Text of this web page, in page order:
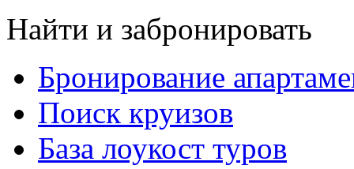
Найти и забронировать
Бронирование
Поиск круизов
База лоукост туров